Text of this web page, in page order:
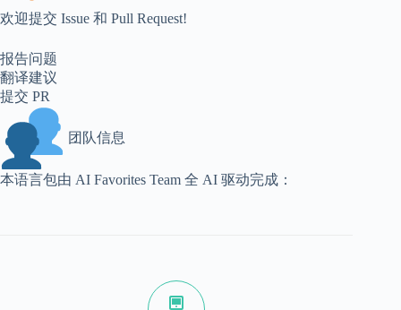
欢迎提交 Issue 和 Pull Request!
报告问题
翻译建议
提交 PR
团队信息
本语言包由 AI Favorites Team 全 AI 驱动完成：